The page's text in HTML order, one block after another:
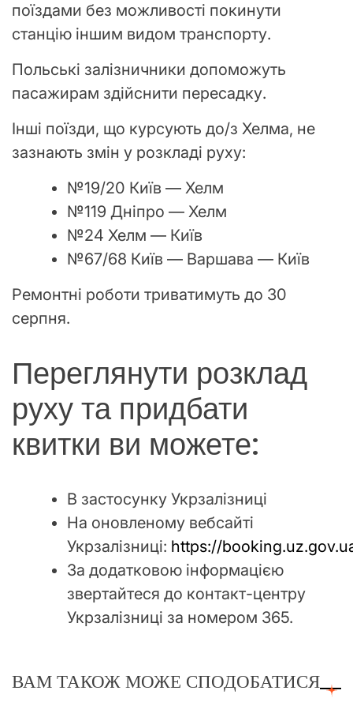
поїздами без можливості покинути
станцію іншим видом транспорту.
Польські залізничники допоможуть
пасажирам здійснити пересадку.
Інші поїзди, що курсують до/з Хелма, не
зазнають змін у розкладі руху:
№19/20 Київ — Хелм
№119 Дніпро — Хелм
№24 Хелм — Київ
№67/68 Київ — Варшава — Київ
Ремонтні роботи триватимуть до 30
серпня.
Переглянути розклад
руху та придбати
квитки ви можете:
В застосунку Укрзалізниці
На оновленому вебсайті
Укрзалізниці: https://
За додатковою інформацією
звертайтеся до контакт-центру
Укрзалізниці за номером 365.
ВАМ ТАКОЖ МОЖЕ СПОДОБАТИСЯ